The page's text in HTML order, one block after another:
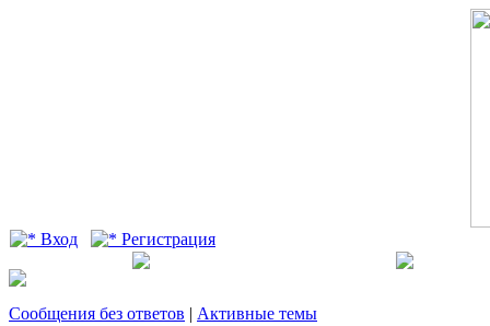
Вход Регистрация
Сообщения без ответов | Активные темы